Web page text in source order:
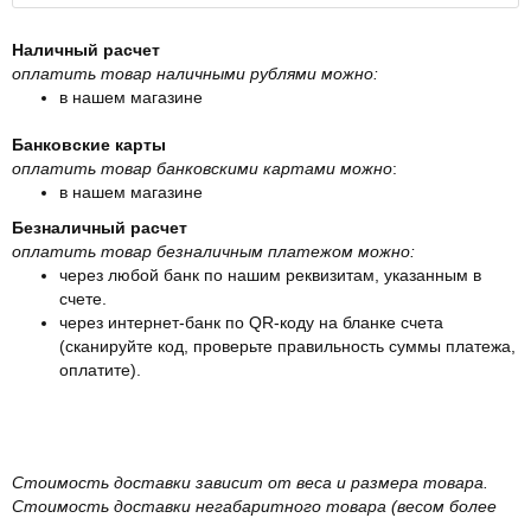
Наличный расчет
оплатить товар наличными рублями можно:
в нашем магазине
Банковские карты
оплатить товар банковскими картами можно:
в нашем магазине
Безналичный расчет
оплатить товар безналичным платежом можно:
через любой банк по нашим реквизитам, указанным в
счете.
через интернет-банк по QR-коду на бланке счета
(сканируйте код, проверьте правильность суммы платежа,
оплатите).
Стоимость доставки зависит от веса и размера товара.
Стоимость доставки негабаритного товара (весом более